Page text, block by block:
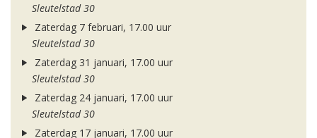
Sleutelstad 30
Zaterdag 7 februari, 17.00 uur
Sleutelstad 30
Zaterdag 31 januari, 17.00 uur
Sleutelstad 30
Zaterdag 24 januari, 17.00 uur
Sleutelstad 30
Zaterdag 17 januari, 17.00 uur